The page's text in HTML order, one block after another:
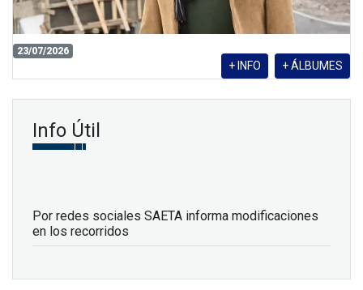
23/07/2026
+ ÁLBUMES
+ INFO
Info Útil
Por redes sociales SAETA informa modificaciones
en los recorridos